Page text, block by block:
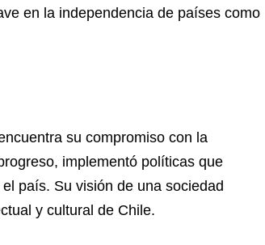
en la independencia de países como
su compromiso con la
implementó políticas que
país. Su visión de una sociedad
y cultural de Chile.